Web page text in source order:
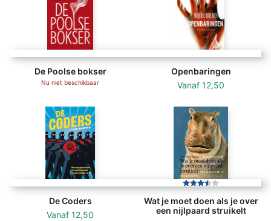
De Poolse bokser
Nu niet beschikbaar
Openbaringen
Vanaf 12,50
De Coders
Vanaf 12,50
Wat je moet doen als je over
een nijlpaard struikelt